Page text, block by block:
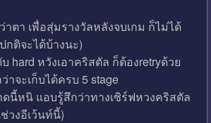
ตา เพื่อสุ่มรางวัลหลังจบเกม ก็ไม่ได้
กติจะได้บ้างนะ)
hard หวังเอาคริสตัล ก็ต้องretryด้วย
าจะเก็บได้ครบ 5 stage
นี้หนิ แอบรู้สึกว่าทางเซิร์ฟหวงคริสตัล
วงอีเว้นท์นี้)